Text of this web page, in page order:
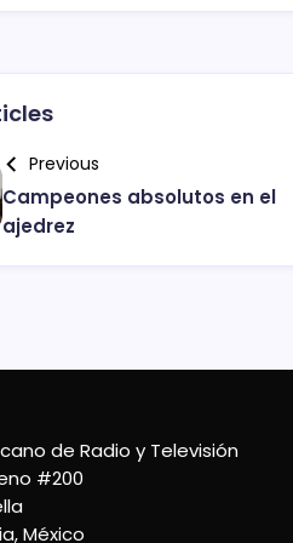
Previous
Campeones absolutos en el
ajedrez
de Radio y Televisión
#200
México